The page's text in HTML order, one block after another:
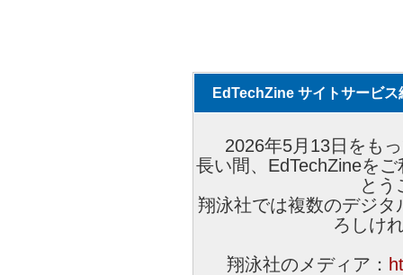
EdTechZine サイトサービス
2026年5月13日をも
長い間、EdTechZineを
とう
翔泳社では複数のデジ
ろしけ
翔泳社のメディア：